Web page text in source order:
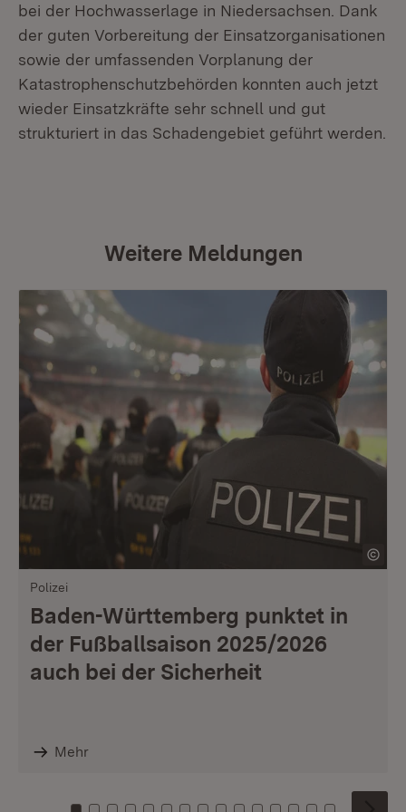
bei der Hochwasserlage in Niedersachsen. Dank
der guten Vorbereitung der Einsatzorganisationen
sowie der umfassenden Vorplanung der
Katastrophenschutzbehörden konnten auch jetzt
wieder Einsatzkräfte sehr schnell und gut
strukturiert in das Schadengebiet geführt werden.
Weitere Meldungen
Polizei
Baden-Württemberg punktet in
der Fußballsaison 2025/2026
auch bei der Sicherheit
Mehr